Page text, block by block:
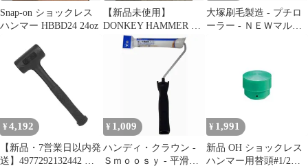
Snap-on ショックレス
ハンマー HBBD24 24oz
【新品未使用】
DONKEY HAMMER サ
ンゾー工務店 アシモク
ラフツ
大塚刷毛製造 - プチロ
ーラー - ＮＥＷマルテ
¥ 4,192
【新品・7営業日以内発
送】4977292132442 シ
¥ 1,009
ハンディ・クラウン -
Ｓｍｏｏｓｙ - 平滑面
¥ 1,991
新品 OH ショックレス
ハンマー用替頭#1/2